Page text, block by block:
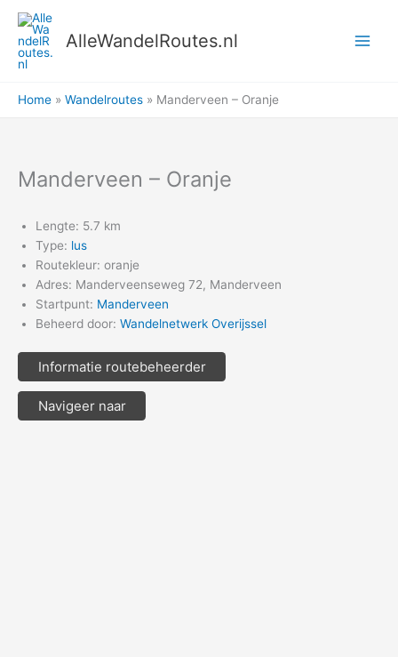
naar
inhoud
AlleWandelRoutes.nl
Home Wandelroutes Manderveen – Oranje
Manderveen – Oranje
Lengte: 5.7 km
Type: lus
Routekleur: oranje
Adres: Manderveenseweg 72, Manderveen
Startpunt: Manderveen
Beheerd door: Wandelnetwerk Overijssel
Informatie routebeheerder
Navigeer naar